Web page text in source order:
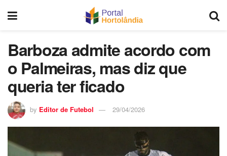
Barboza admite acordo com
o Palmeiras, mas diz que
queria ter ficado
by Editor de Futebol 29/04/2026